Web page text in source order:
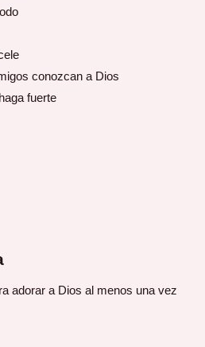
conozcan a Dios
fuerte
adorar a Dios al menos una vez